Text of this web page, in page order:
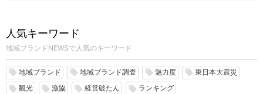
人気キーワード
地域ブランドNEWSで人気のキーワード
local_offer 地域ブランド local_offer 地域ブランド調査 local_offer 魅力度 local_offer 東日本大震災
local_offer 観光 local_offer 漁協 local_offer 経営破たん local_offer ランキング